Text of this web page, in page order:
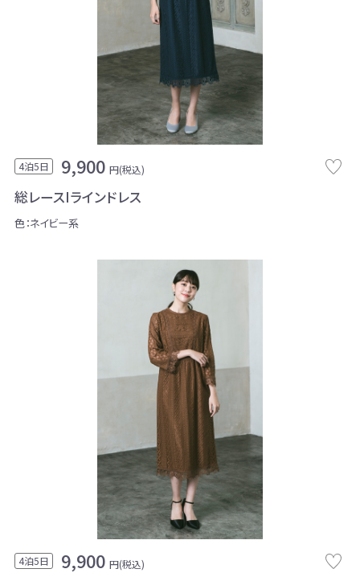
4泊5日 9,900 円(税込)
総レースIラインドレス
色：ネイビー系
4泊5日 9,900 円(税込)